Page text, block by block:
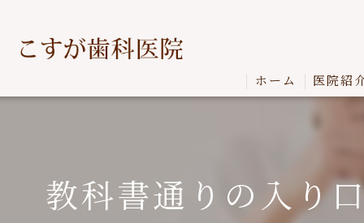
ホーム 医院紹
教科書通りの入り